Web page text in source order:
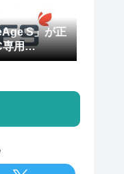
S」が正
専用